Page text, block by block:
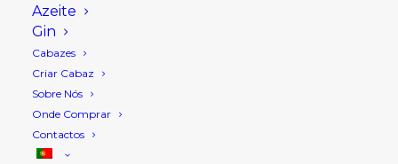
Azeite
Gin
Cabazes
Criar Cabaz
Sobre Nós
Onde Comprar
Contactos